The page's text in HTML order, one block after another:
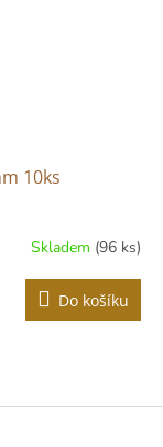
10ks
Skladem (96 ks)
Do košíku